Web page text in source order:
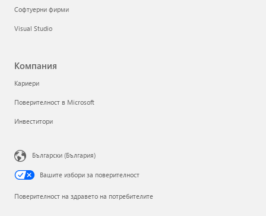
Софтуерни фирми
Visual Studio
Компания
Кариери
Поверителност в Microsoft
Инвеститори
Български (България)
Вашите избори за поверителност
Поверителност на здравето на потребителите